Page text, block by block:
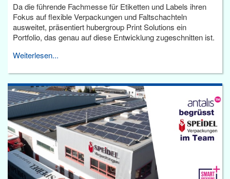
Da die führende Fachmesse für Etiketten und Labels ihren
Fokus auf flexible Verpackungen und Faltschachteln
ausweitet, präsentiert hubergroup Print Solutions ein
Portfolio, das genau auf diese Entwicklung zugeschnitten ist.
Weiterlesen...